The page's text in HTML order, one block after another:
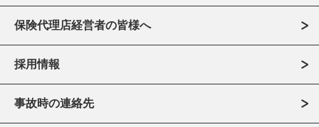
保険代理店経営者の皆様へ
採用情報
事故時の連絡先